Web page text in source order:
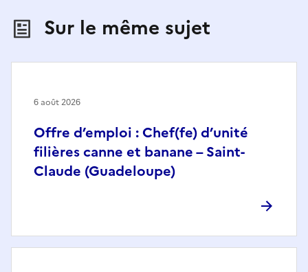
Sur le même sujet
Offre d’emploi : Chef(fe) d’unité
filières canne et banane – Saint-
Claude (Guadeloupe)
6 août 2026